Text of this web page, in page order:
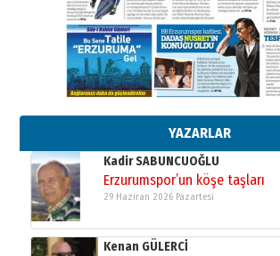
YAZARLAR
Ardında bıraktığı hatıralarıyla
gönül adamı Faruk Terzioğlu!
13 Mayıs 2026 Çarşamba
Esat BİNDESEN
Başkan Sekmen’den Erzurum’a
bir vizyon proje daha!
02 Ağustos 2026 Pazar
Kadir SABUNCUOĞLU
Erzurumspor’un köşe taşları
29 Haziran 2026 Pazartesi
Kenan GÜLERCİ